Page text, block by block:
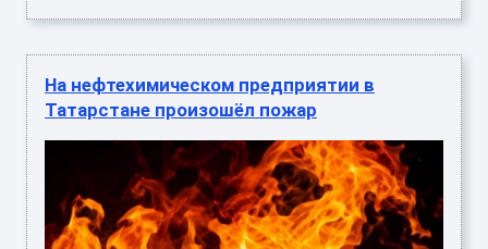
На нефтехимическом предприятии в
Татарстане произошёл пожар